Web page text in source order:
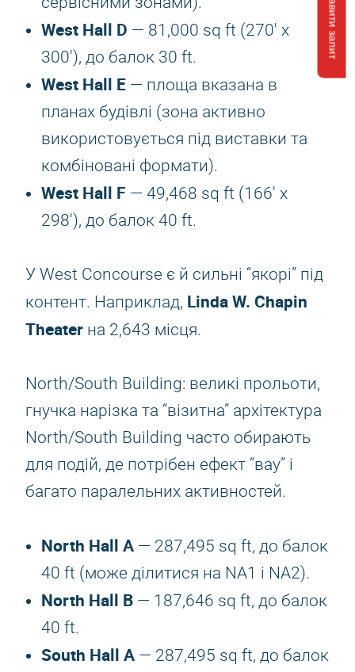
West Hall D — 81,000 sq ft (270′ x
300′), до балок 30 ft.
West Hall E — площа вказана в
планах будівлі (зона активно
використовується під виставки та
комбіновані формати).
West Hall F — 49,468 sq ft (166′ x
298′), до балок 40 ft.
У West Concourse є й сильні “якорі” під
контент. Наприклад, Linda W. Chapin
Theater на 2,643 місця.
North/South Building: великі прольоти,
гнучка нарізка та “візитна” архітектура
North/South Building часто обирають
для подій, де потрібен ефект “вау” і
багато паралельних активностей.
North Hall A — 287,495 sq ft, до балок
40 ft (може ділитися на NA1 і NA2).
North Hall B — 187,646 sq ft, до балок
40 ft.
South Hall A — 287,495 sq ft, до балок